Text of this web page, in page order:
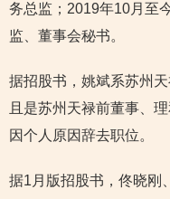
务总监；2019年10月至
监、董事会秘书。
据招股书，姚斌系苏州
且是苏州天禄前董事、
因个人原因辞去职位。
据1月版招股书，佟晓刚